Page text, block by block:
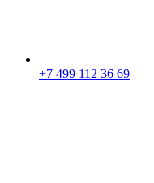
+7 499 112 36 69